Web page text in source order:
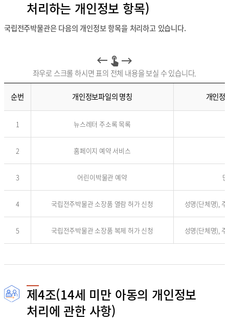
일
간
서
지
의
을
처리하는 개인정보 항목)
국립전주박물관은 다음의 개인정보 항목을 처리하고 있습니다.
좌우로 스크롤 하시면 표의 전체 내용을 보실 수 있습니다.
정
일
근
목
적
순번 개인정보파일의 명칭 개인정
1 뉴스레터 주소록 목록
2 홈페이지 예약 서비스
3 어린이박물관 예약
4 국립전주박물관 소장품 열람 허가 신청 성명(단체명),
5 국립전주박물관 소장품 복제 허가 신청 성명(단체명),
제4조(14세 미만 아동의 개인정보
처리에 관한 사항)